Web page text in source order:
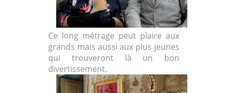
Ce long métrage peut plaire aux
grands mais aussi aux plus jeunes
qui trouveront là un bon
divertissement.